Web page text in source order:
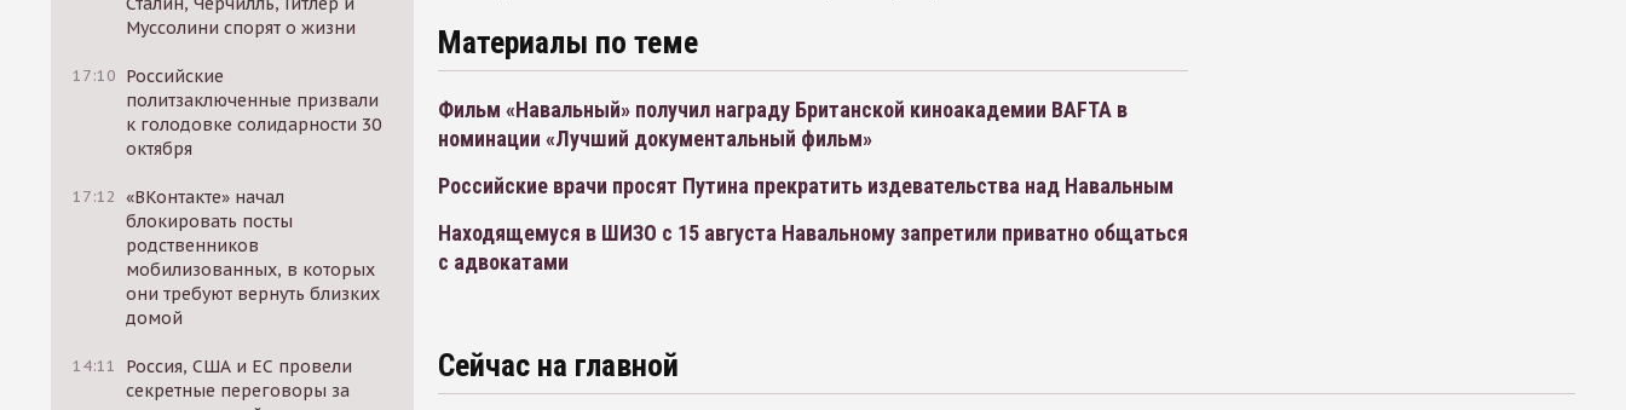
Муссолини спорят о жизни
17:10 Российские
политзаключенные призвали
к голодовке солидарности 30
октября
17:12 «ВКонтакте» начал
блокировать посты
родственников
мобилизованных, в которых
они требуют вернуть близких
домой
14:11
Россия, США и ЕС провели
секретные переговоры за
Материалы по теме
Фильм «Навальный» получил награду Британской киноакадемии BAFTA в
номинации «Лучший документальный фильм»
Российские врачи просят Путина прекратить издевательства над Навальным
Находящемуся в ШИЗО с 15 августа Навальному запретили приватно общаться
с адвокатами
Сейчас на главной